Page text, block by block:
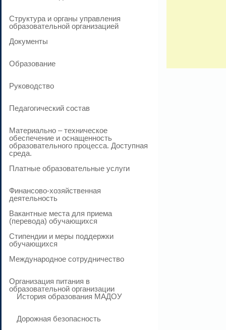
Структура и органы управления
образовательной организацией
Документы
Образование
Руководство
Педагогический состав
Материально – техническое
обеспечение и оснащенность
образовательного процесса. Доступная
среда.
Платные образовательные услуги
Финансово-хозяйственная
деятельность
Вакантные места для приема
(перевода) обучающихся
Стипендии и меры поддержки
обучающихся
Международное сотрудничество
Организация питания в
образовательной организации
История образования МАДОУ
Дорожная безопасность